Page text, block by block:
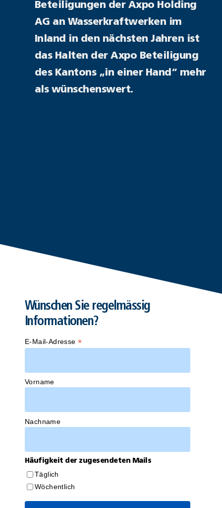
Beteiligungen der Axpo Holding
AG an Wasserkraftwerken im
Inland in den nächsten Jahren ist
das Halten der Axpo Beteiligung
des Kantons „in einer Hand“ mehr
als wünschenswert.
Wünschen Sie regelmässig
Informationen?
E-Mail-Adresse*
Vorname
Nachname
Häufigkeit der zugesendeten Mails
Täglich
Wöchentlich